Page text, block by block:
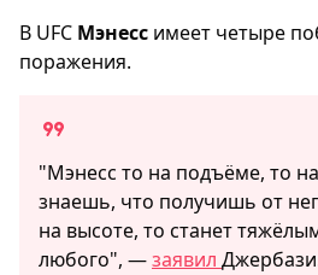
В UFC Мэнесс имеет четыре
поражения.
"Мэнесс то на подъёме, то
знаешь, что получишь от
на высоте, то станет
любого", —заявил